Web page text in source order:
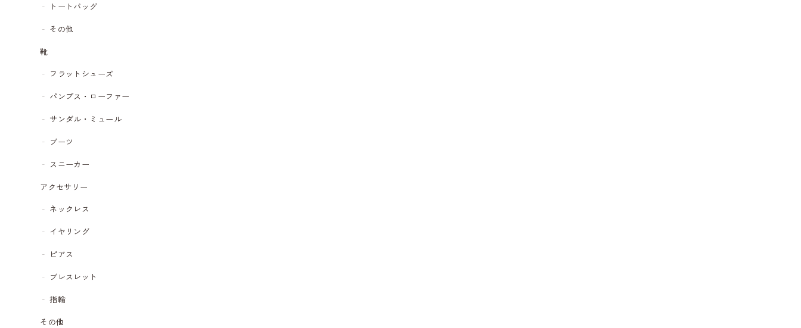
トートバッグ
その他
靴
フラットシューズ
パンプス・ローファー
サンダル・ミュール
ブーツ
スニーカー
アクセサリー
ネックレス
イヤリング
ピアス
ブレスレット
指輪
その他